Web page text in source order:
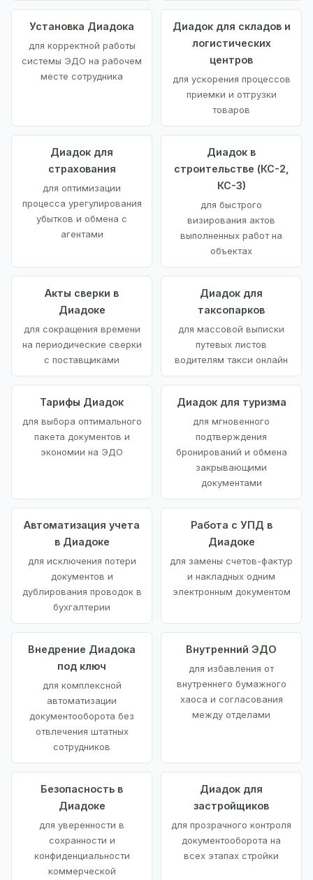
Установка Диадока
для корректной работы
системы ЭДО на рабочем
месте сотрудника
Диадок для складов и
логистических
центров
для ускорения процессов
приемки и отгрузки
товаров
Диадок для
страхования
для оптимизации
процесса урегулирования
убытков и обмена с
агентами
Диадок в
строительстве (КС-2,
КС-3)
для быстрого
визирования актов
выполненных работ на
объектах
Акты сверки в
Диадоке
для сокращения времени
на периодические сверки
с поставщиками
Диадок для
таксопарков
для массовой выписки
путевых листов
водителям такси онлайн
Тарифы Диадок
для выбора оптимального
пакета документов и
экономии на ЭДО
Диадок для туризма
для мгновенного
подтверждения
бронирований и обмена
закрывающими
документами
Автоматизация учета
в Диадоке
для исключения потери
документов и
дублирования проводок в
бухгалтерии
Работа с УПД в
Диадоке
для замены счетов-фактур
и накладных одним
электронным документом
Внедрение Диадока
под ключ
для комплексной
автоматизации
документооборота без
отвлечения штатных
сотрудников
Внутренний ЭДО
для избавления от
внутреннего бумажного
хаоса и согласования
между отделами
Безопасность в
Диадоке
для уверенности в
сохранности и
конфиденциальности
коммерческой
Диадок для
застройщиков
для прозрачного контроля
документооборота на
всех этапах стройки